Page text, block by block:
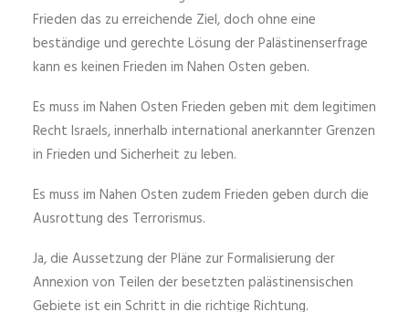
Frieden das zu erreichende Ziel, doch ohne eine
beständige und gerechte Lösung der Palästinenserfrage
kann es keinen Frieden im Nahen Osten geben.
Es muss im Nahen Osten Frieden geben mit dem legitimen
Recht Israels, innerhalb international anerkannter Grenzen
in Frieden und Sicherheit zu leben.
Es muss im Nahen Osten zudem Frieden geben durch die
Ausrottung des Terrorismus.
Ja, die Aussetzung der Pläne zur Formalisierung der
Annexion von Teilen der besetzten palästinensischen
Gebiete ist ein Schritt in die richtige Richtung.